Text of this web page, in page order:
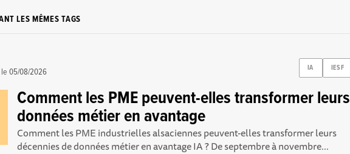
LES MÊMES TAGS
IA IESF
le05/08/2026
Comment les PME peuvent-elles transformer leurs
données métier en avantage
Comment les PME industrielles alsaciennes peuvent-elles transformer leurs
décennies de données métier en avantage IA ? De septembre à novembre...